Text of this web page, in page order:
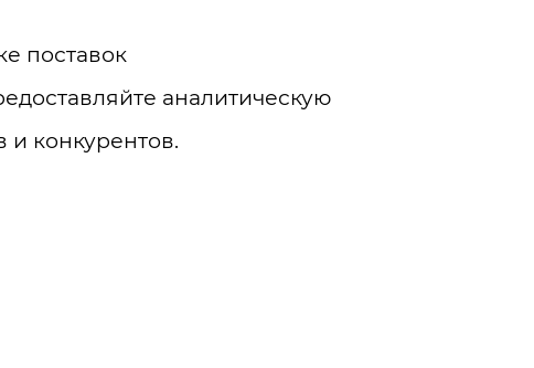
поставок
аналитическую
конкурентов.